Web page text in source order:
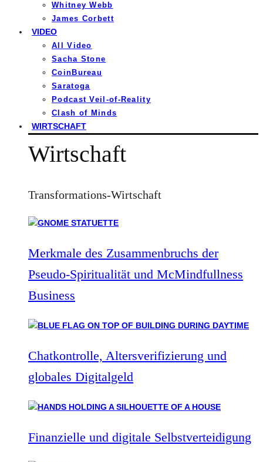
Whitney Webb
James Corbett
VIDEO
All Video
Sacha Stone
CoinBureau
Saratoga
Podcast Veil-of-Reality
Clash of Minds
WIRTSCHAFT
Wirtschaft
Transformations-Wirtschaft
Merkmale des Zusammenbruchs der
Pseudo-Spiritualität und McMindfullness
Business
Chatkontrolle, Altersverifizierung und
globales Digitalgeld
Finanzielle und digitale Selbstverteidigung